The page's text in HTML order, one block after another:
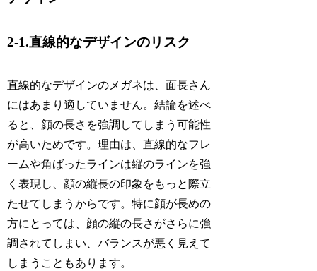
2-1.直線的なデザインのリスク
直線的なデザインのメガネは、面長さん
にはあまり適していません。結論を述べ
ると、顔の長さを強調してしまう可能性
が高いためです。理由は、直線的なフレ
ームや角ばったラインは縦のラインを強
く表現し、顔の縦長の印象をもっと際立
たせてしまうからです。特に顔が長めの
方にとっては、顔の縦の長さがさらに強
調されてしまい、バランスが悪く見えて
しまうこともあります。